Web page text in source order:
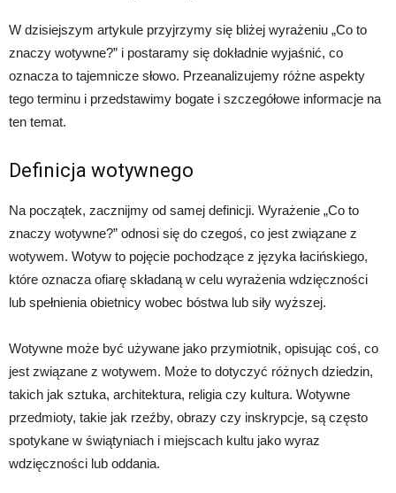
W dzisiejszym artykule przyjrzymy się bliżej wyrażeniu „Co to
znaczy wotywne?” i postaramy się dokładnie wyjaśnić, co
oznacza to tajemnicze słowo. Przeanalizujemy różne aspekty
tego terminu i przedstawimy bogate i szczegółowe informacje na
ten temat.
Definicja wotywnego
Na początek, zacznijmy od samej definicji. Wyrażenie „Co to
znaczy wotywne?” odnosi się do czegoś, co jest związane z
wotywem. Wotyw to pojęcie pochodzące z języka łacińskiego,
które oznacza ofiarę składaną w celu wyrażenia wdzięczności
lub spełnienia obietnicy wobec bóstwa lub siły wyższej.
Wotywne może być używane jako przymiotnik, opisując coś, co
jest związane z wotywem. Może to dotyczyć różnych dziedzin,
takich jak sztuka, architektura, religia czy kultura. Wotywne
przedmioty, takie jak rzeźby, obrazy czy inskrypcje, są często
spotykane w świątyniach i miejscach kultu jako wyraz
wdzięczności lub oddania.